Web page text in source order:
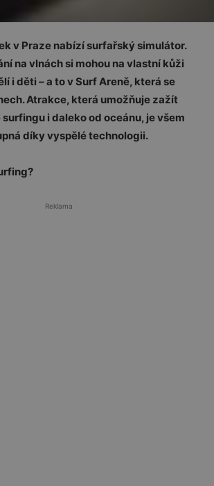
v Praze nabízí surfařský simulátor.
na vlnách si mohou na vlastní kůži
i děti – a to v Surf Areně, která se
Atrakce, která umožňuje zažít
i daleko od oceánu, je všem
díky vyspělé technologii.
Reklama